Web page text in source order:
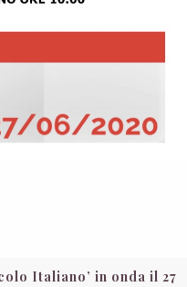
Italiano’ in onda il 27